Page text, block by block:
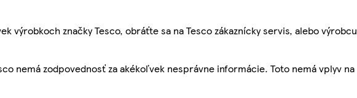
výrobkoch značky Tesco, obráťte sa na Tesco zákaznícky servis, alebo výrobcu
nemá zodpovednosť za akékoľvek nesprávne informácie. Toto nemá vplyv na